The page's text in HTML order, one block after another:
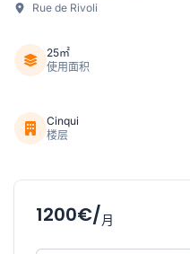
Rue de Rivoli
25㎡
使用面积
Cinqui
楼层
1200€/月